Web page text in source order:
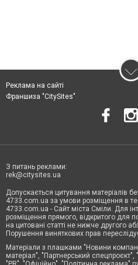
Реклама на сайті
Франшиза "CitySites"
З питань реклами:
rek@citysites.ua
Допускається цитування матеріалів
4733.com.ua за умови розміщення в
4733.com.ua - Сайт міста Сміли. Для
розміщення прямого, відкритого для
на цитовані статті не нижче другого
Порушення виняткових прав
Матеріали з плашками "Новини
матеріал", "Партнерський спецпроєкт",